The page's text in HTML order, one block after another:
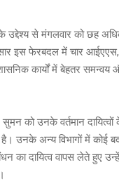
से मंगलवार को छह
इस फेरबदल में चार
कार्यों में बेहतर समन्वय और
को उनके वर्तमान दायित्वों
उनके अन्य विभागों में कोई
का दायित्व वापस लेते हुए